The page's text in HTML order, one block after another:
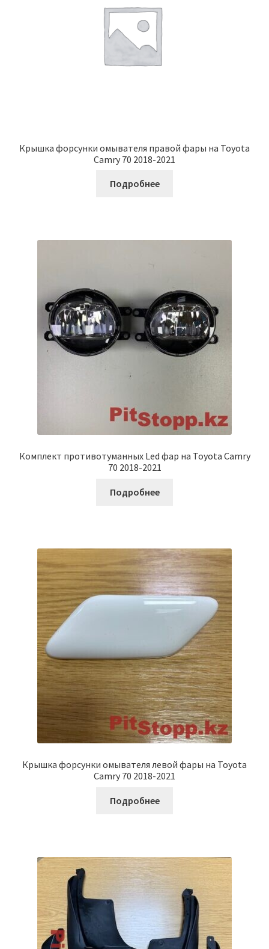
Крышка форсунки омывателя правой фары на Toyota
Camry 70 2018-2021
Подробнее
Комплект противотуманных Led фар на Toyota Camry
70 2018-2021
Подробнее
Крышка форсунки омывателя левой фары на Toyota
Camry 70 2018-2021
Подробнее